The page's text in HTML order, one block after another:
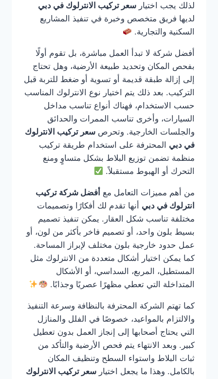
لذلك يجب اختيار سعر تركيب الانترلوك في دبي
لديها فريق متخصص وخبرة في تنفيذ المشاريع
السكنية والتجارية.
أفضل شركة لا تبدأ العمل مباشرة، بل تقوم أولًا
بفحص المكان وتحديد طبيعة الأرضية، وهل تحتاج
إلى إزالة طبقة قديمة أو تسوية أو ضغط للتربة قبل
التركيب. بعد ذلك يتم اختيار نوع الانترلوك المناسب
حسب الاستخدام، فهناك أنواع تناسب مداخل
السيارات، وأخرى تناسب الممرات والحدائق
والجلسات الخارجية. وتحرص سعر تركيب الانترلوك
في دبي المحترفة على استخدام طريقة تركيب
منظمة تضمن توزيع البلاط بشكل متساوٍ ومنع
التحرك أو الهبوط مستقبلاً.
من أهم مميزات التعامل مع أفضل شركة تركيب
انترلوك في دبي أنها تقدم لك أفكارًا وتصميمات
مختلفة تناسب شكل العقار. يمكن تنفيذ تصميم
بسيط بلون واحد، أو تصميم فاخر بأكثر من لون، أو
عمل حدود خارجية بلون مختلف لإبراز المساحة.
كما يمكن اختيار أشكال متعددة من الانترلوك مثل
المستطيل، المربع، السداسي، أو الأشكال
المتداخلة التي تعطي مظهرًا عصريًا وجذابًا.
كما تهتم الشركة المحترفة بالنظافة وسرعة التنفيذ
والالتزام بالمواعيد، خصوصًا في الفلل والمنازل
التي يحتاج أصحابها إلى إنجاز العمل بدون تعطيل
كبير. وبعد الانتهاء يتم فحص الأرضية والتأكد من
ثبات البلاط واستواء السطح وتنظيف المكان
بالكامل. وهذا ما يجعل اختيار سعر تركيب الانترلوك